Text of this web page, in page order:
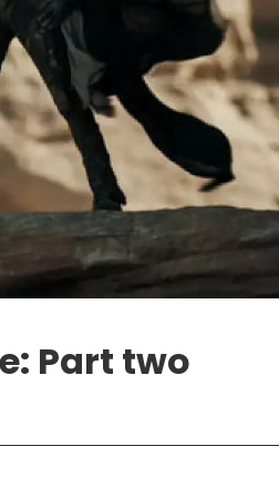
Part two